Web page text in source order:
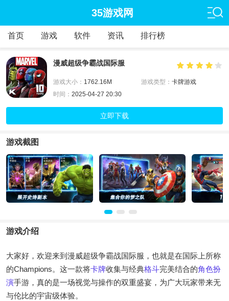
35游戏网
首页 游戏 软件 资讯 排行榜
漫威超级争霸战国际服
游戏大小： 1762.16M 游戏类型： 卡牌游戏
时间： 2025-04-27 20:30
立即下载
游戏截图
游戏介绍
大家好，欢迎来到漫威超级争霸战国际服，也就是在国际上所称
的Champions。这一款将卡牌收集与经典格斗完美结合的角色扮
演手游，真的是一场视觉与操作的双重盛宴，为广大玩家带来无
与伦比的宇宙级体验。